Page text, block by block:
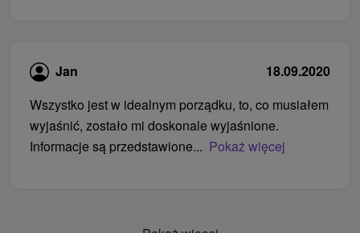
Jan
18.09.2020
Wszystko jest w idealnym porządku, to, co musiałem
wyjaśnić, zostało mi doskonale wyjaśnione.
Informacje są przedstawione... Pokaż więcej